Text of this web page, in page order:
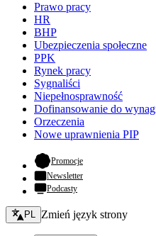
Prawo pracy
HR
BHP
Ubezpieczenia społeczne
PPK
Rynek pracy
Sygnaliści
Niepełnosprawność
Dofinansowanie do
Orzeczenia
Nowe uprawnienia PIP
Promocje- otwiera się w nowej
Newsletter
Podcasty
Zmień język - bieżący:
PL Zmień język strony